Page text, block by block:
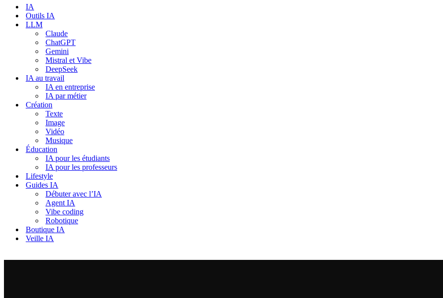
navigation
IA
Outils IA
LLM
Claude
ChatGPT
Gemini
Mistral et Vibe
DeepSeek
IA au travail
IA en entreprise
IA par métier
Création
Texte
Image
Vidéo
Musique
Éducation
IA pour les étudiants
IA pour les professeurs
Lifestyle
Guides IA
Débuter avec l’IA
Agent IA
Vibe coding
Robotique
Boutique IA
Veille IA